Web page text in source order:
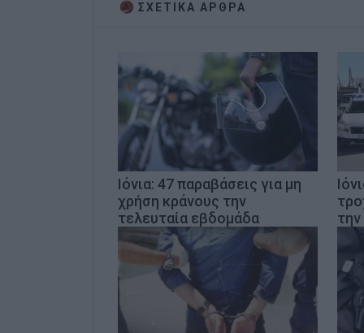
ΣΧΕΤΙΚA AΡΘΡΑ
Ιόνια: 47 παραβάσεις για μη
χρήση κράνους την
τελευταία εβδομάδα